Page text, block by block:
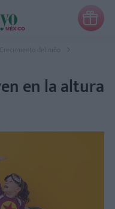

Crecimiento del niño
en la altura